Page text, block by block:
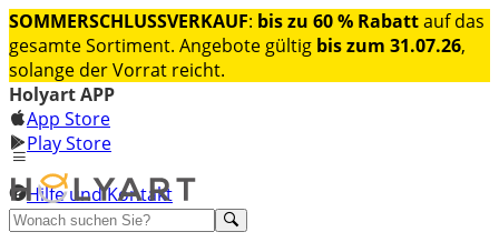
SOMMERSCHLUSSVERKAUF: bis zu 60 % Rabattauf das
gesamte Sortiment. Angebote gültig bis zum 31.07.26,
solange der Vorrat reicht.
Holyart APP
App Store
Play Store
Hilfe und Kontakt
Entdecken Sie Premium